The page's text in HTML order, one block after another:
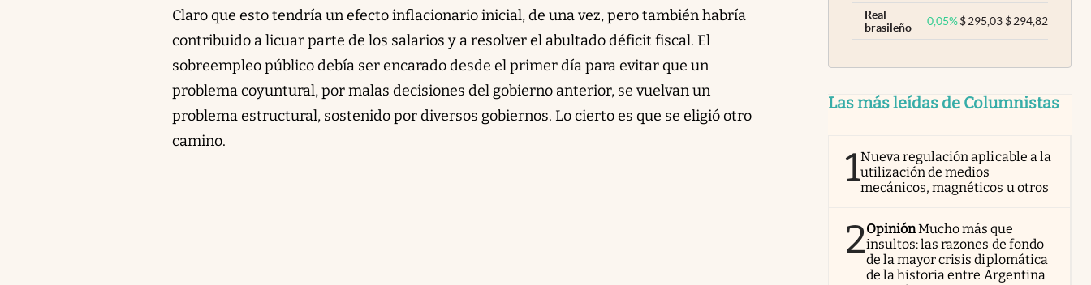
Claro que esto tendría un efecto inflacionario inicial, de una vez, pero también habría
contribuido a licuar parte de los salarios y a resolver el abultado déficit fiscal. El
sobreempleo público debía ser encarado desde el primer día para evitar que un
problema coyuntural, por malas decisiones del gobierno anterior, se vuelvan un
problema estructural, sostenido por diversos gobiernos. Lo cierto es que se eligió otro
camino.
Real
brasileño
0,05% $295,03 $294,82
Las más leídas de Columnistas
1Nueva regulación aplicable a la
utilización de medios
mecánicos, magnéticos u otros
2OpiniónMucho más que
insultos: las razones de fondo
de la mayor crisis diplomática
de la historia entre Argentina